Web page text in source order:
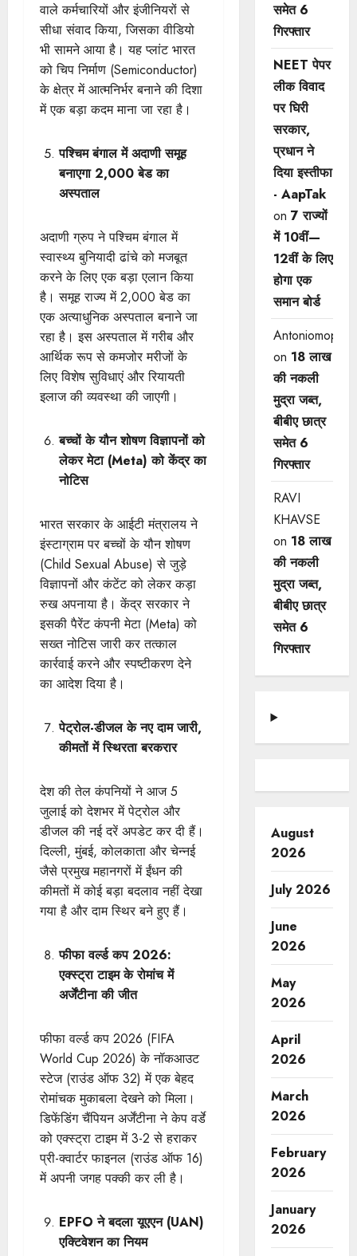
वाले कर्मचारियों और इंजीनियरों से
सीधा संवाद किया, जिसका वीडियो
भी सामने आया है। यह प्लांट भारत
को चिप निर्माण (Semiconductor)
के क्षेत्र में आत्मनिर्भर बनाने की दिशा
में एक बड़ा कदम माना जा रहा है।
पश्चिम बंगाल में अदाणी समूह
बनाएगा 2,000 बेड का
अस्पताल
अदाणी ग्रुप ने पश्चिम बंगाल में
स्वास्थ्य बुनियादी ढांचे को मजबूत
करने के लिए एक बड़ा एलान किया
है। समूह राज्य में 2,000 बेड का
एक अत्याधुनिक अस्पताल बनाने जा
रहा है। इस अस्पताल में गरीब और
आर्थिक रूप से कमजोर मरीजों के
लिए विशेष सुविधाएं और रियायती
इलाज की व्यवस्था की जाएगी।
बच्चों के यौन शोषण विज्ञापनों को
लेकर मेटा (Meta) को केंद्र का
नोटिस
भारत सरकार के आईटी मंत्रालय ने
इंस्टाग्राम पर बच्चों के यौन शोषण
(Child Sexual Abuse) से जुड़े
विज्ञापनों और कंटेंट को लेकर कड़ा
रुख अपनाया है। केंद्र सरकार ने
इसकी पैरेंट कंपनी मेटा (Meta) को
सख्त नोटिस जारी कर तत्काल
कार्रवाई करने और स्पष्टीकरण देने
का आदेश दिया है।
पेट्रोल-डीजल के नए दाम जारी,
कीमतों में स्थिरता बरकरार
देश की तेल कंपनियों ने आज 5
जुलाई को देशभर में पेट्रोल और
डीजल की नई दरें अपडेट कर दी हैं।
दिल्ली, मुंबई, कोलकाता और चेन्नई
जैसे प्रमुख महानगरों में ईंधन की
कीमतों में कोई बड़ा बदलाव नहीं देखा
गया है और दाम स्थिर बने हुए हैं।
फीफा वर्ल्ड कप 2026:
एक्स्ट्रा टाइम के रोमांच में
अर्जेंटीना की जीत
फीफा वर्ल्ड कप 2026 (FIFA
World Cup 2026) के नॉकआउट
स्टेज (राउंड ऑफ 32) में एक बेहद
रोमांचक मुकाबला देखने को मिला।
डिफेंडिंग चैंपियन अर्जेंटीना ने केप वर्डे
को एक्स्ट्रा टाइम में 3-2 से हराकर
प्री-क्वार्टर फाइनल (राउंड ऑफ 16)
में अपनी जगह पक्की कर ली है।
EPFO ने बदला यूएएन (UAN)
एक्टिवेशन का नियम
समेत 6
गिरफ्तार
NEET पेपर
लीक विवाद
पर घिरी
सरकार,
प्रधान ने
दिया इस्तीफा
- AapTak
on 7 राज्यों
में 10वीं—
12वीं ​के लिए
होगा एक
समान बोर्ड
Antoniomop
on 18 लाख
की नकली
मुद्रा जब्त,
बीबीए छात्र
समेत 6
गिरफ्तार
RAVI
KHAVSE
on 18 लाख
की नकली
मुद्रा जब्त,
बीबीए छात्र
समेत 6
गिरफ्तार
August
2026
July 2026
June
2026
May
2026
April
2026
March
2026
February
2026
January
2026